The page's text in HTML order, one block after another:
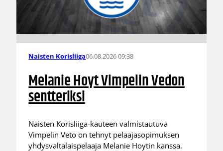
Naisten Korisliiga06.08.2026 09:38
Melanie Hoyt Vimpelin Vedon
sentteriksi
Naisten Korisliiga-kauteen valmistautuva
Vimpelin Veto on tehnyt pelaajasopimuksen
yhdysvaltalaispelaaja Melanie Hoytin kanssa.